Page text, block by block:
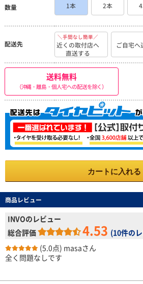
数量 1本 2本
配送先
＼手間なし簡単／
近くの取付店へ
直送する
ご自宅へ
送料無料
（沖縄・離島・個人宅への配送を除く）
カートに入れる
商品レビュー
INVOのレビュー
総合評価
4.53 (10件の
(5.0点) masaさん
全く問題なしです